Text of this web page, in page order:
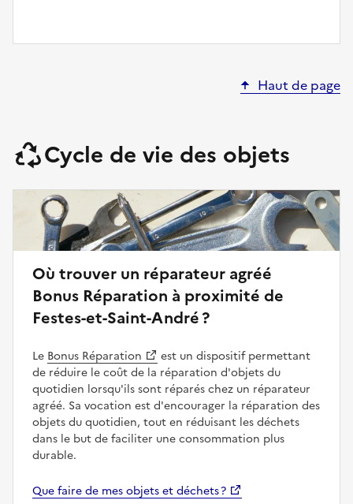
Haut de page
Cycle de vie des objets
Où trouver un réparateur agréé
Bonus Réparation à proximité de
Festes-et-Saint-André ?
Le Bonus Réparation
est un dispositif permettant
de réduire le coût de la réparation d'objets du
quotidien lorsqu'ils sont réparés chez un réparateur
agréé. Sa vocation est d'encourager la réparation des
objets du quotidien, tout en réduisant les déchets
dans le but de faciliter une consommation plus
durable.
Que faire de mes objets et déchets ?